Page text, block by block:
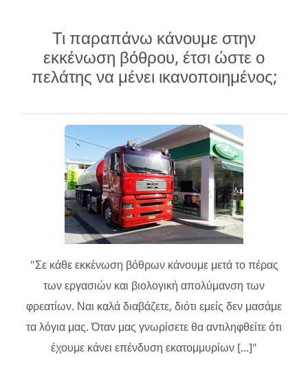
Τι παραπάνω κάνουμε στην
εκκένωση βόθρου, έτσι ώστε ο
πελάτης να μένει ικανοποιημένος;
"Σε κάθε εκκένωση βόθρων κάνουμε μετά το πέρας
των εργασιών και βιολογική απολύμανση των
φρεατίων. Ναι καλά διαβάζετε, διότι εμείς δεν μασάμε
τα λόγια μας. Όταν μας γνωρίσετε θα αντιληφθείτε ότι
έχουμε κάνει επένδυση εκατομμυρίων [...]"